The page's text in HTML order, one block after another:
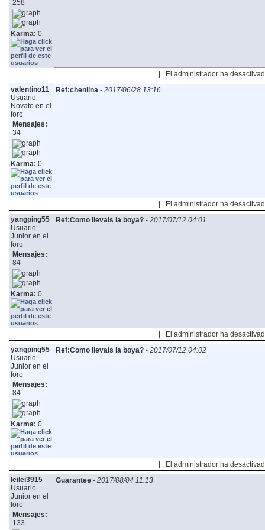
258
Karma: 0
| | El administrador ha
valentino11
Usuario
Novato en el
foro
Mensajes:
34
Karma: 0
Ref:chenlina- 2017/06/28 13:16
| | El administrador ha
yangping55
Usuario
Junior en el
foro
Mensajes:
84
Karma: 0
Ref:Como llevais la boya?- 2017/07/12 04:01
| | El administrador ha
yangping55
Usuario
Junior en el
foro
Mensajes:
84
Karma: 0
Ref:Como llevais la boya?- 2017/07/12 04:02
| | El administrador ha
leilei3915
Usuario
Junior en el
foro
Mensajes:
133
Guarantee- 2017/08/04 11:13